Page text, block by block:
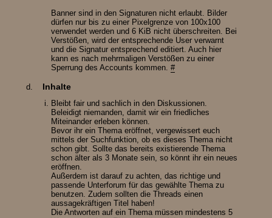
Banner sind in den Signaturen nicht erlaubt. Bilder
dürfen nur bis zu einer Pixelgrenze von 100x100
verwendet werden und 6 KiB nicht überschreiten. Bei
Verstößen, wird der entsprechende User verwarnt
und die Signatur entsprechend editiert. Auch hier
kann es nach mehrmaligen Verstößen zu einer
Sperrung des Accounts kommen.#
Inhalte
Bleibt fair und sachlich in den Diskussionen.
Beleidigt niemanden, damit wir ein friedliches
Miteinander erleben können.
Bevor ihr ein Thema eröffnet, vergewissert euch
mittels der Suchfunktion, ob es dieses Thema nicht
schon gibt. Sollte das bereits existierende Thema
schon älter als 3 Monate sein, so könnt ihr ein neues
eröffnen.
Außerdem ist darauf zu achten, das richtige und
passende Unterforum für das gewählte Thema zu
benutzen. Zudem sollten die Threads einen
aussagekräftigen Titel haben!
Die Antworten auf ein Thema müssen mindestens 5